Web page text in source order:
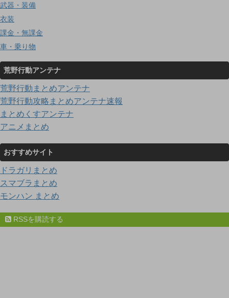
武器・装備
衣装
課金・無課金
車・乗り物
荒野行動アンテナ
荒野行動まとめアンテナ
荒野行動攻略まとめアンテナ速報
まとめくすアンテナ
アニメまとめ
おすすめサイト
ドラガリまとめ
スマブラまとめ
モンハン まとめ
RSSを購読する